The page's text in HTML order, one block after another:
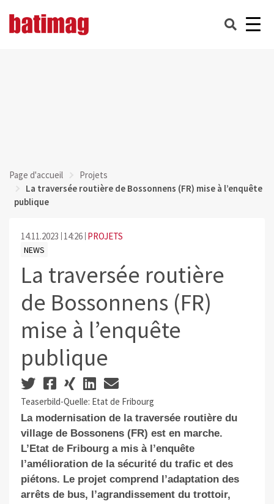
Page d'accueil
Projets
La traversée routière de Bossonnens (FR) mise à l’enquête
publique
14.11.2023 14:26 PROJETS
NEWS
La traversée routière
de Bossonnens (FR)
mise à l’enquête
publique
Teaserbild-Quelle: Etat de Fribourg
La modernisation de la traversée routière du
village de Bossonens (FR) est en marche.
L’Etat de Fribourg a mis à l’enquête
l’amélioration de la sécurité du trafic et des
piétons. Le projet comprend l’adaptation des
arrêts de bus, l’agrandissement du trottoir,